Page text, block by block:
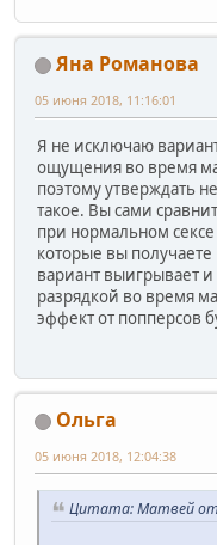
Яна Романова
05 июня 2018, 11:16:01
Я не исключаю
ощущения во время
поэтому утверждать
такое. Вы сами
при нормальном
которые вы
вариант выигрывает и
разрядкой во время
эффект от попперсов
Ольга
05 июня 2018, 12:04:38
Цитата: Матвей от